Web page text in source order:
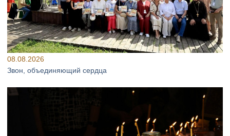
08.08.2026
Звон, объединяющий сердца